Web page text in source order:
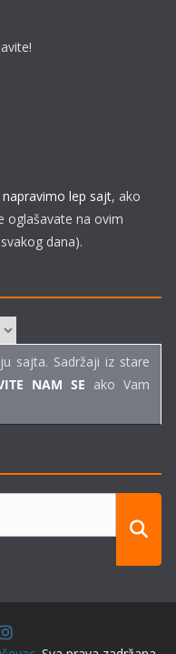
napravimo lep sajt, ako
oglašavate na ovim
dana).
sajta. Sadržaji iz stare
NAM SE ako Vam